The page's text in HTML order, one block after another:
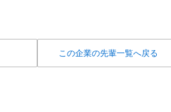
この企業の先輩一覧へ戻る